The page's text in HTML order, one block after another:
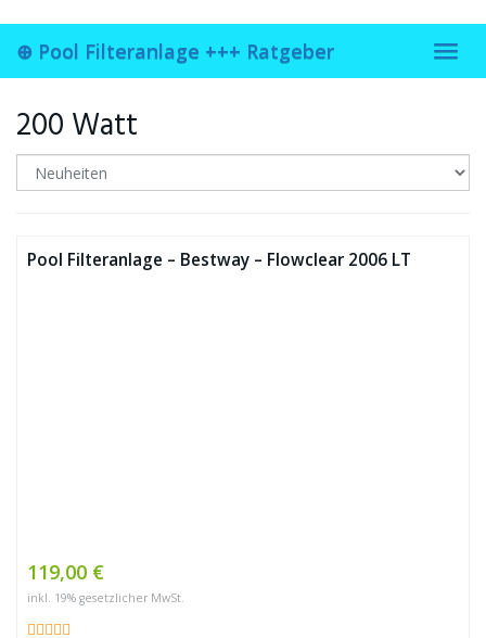
to
main
content
⊕ Pool Filteranlage +++ Ratgeber
200 Watt
Pool Filteranlage – Bestway – Flowclear 2006 LT
119,00 €
inkl. 19% gesetzlicher MwSt.